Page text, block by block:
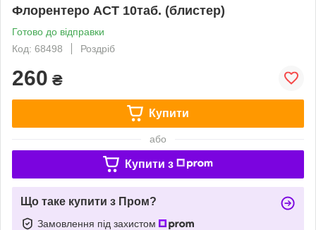
Флорентеро АСТ 10таб. (блистер)
Готово до відправки
Код: 68498
Роздріб
260 ₴
Купити
або
Купити з
Що таке купити з Пром?
Замовлення під захистом